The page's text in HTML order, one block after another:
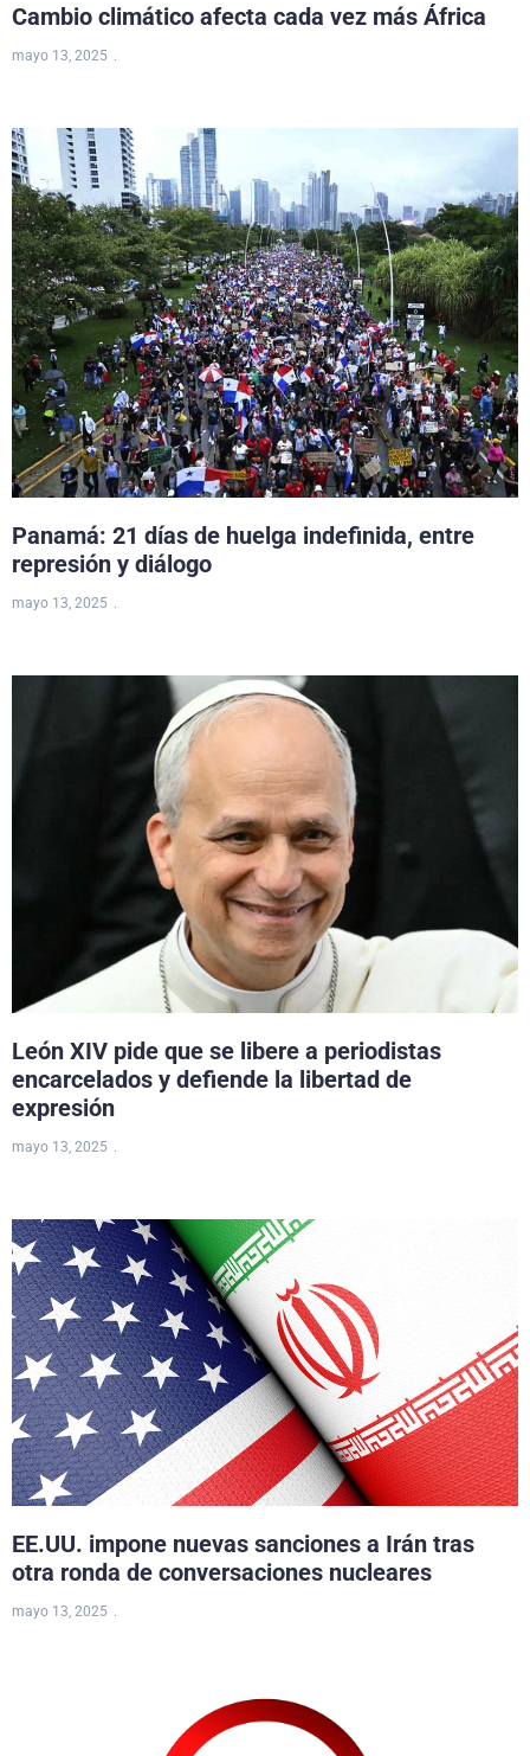
Cambio climático afecta cada vez más África
mayo 13, 2025
Panamá: 21 días de huelga indefinida, entre
represión y diálogo
mayo 13, 2025
León XIV pide que se libere a periodistas
encarcelados y defiende la libertad de
expresión
mayo 13, 2025
EE.UU. impone nuevas sanciones a Irán tras
otra ronda de conversaciones nucleares
mayo 13, 2025